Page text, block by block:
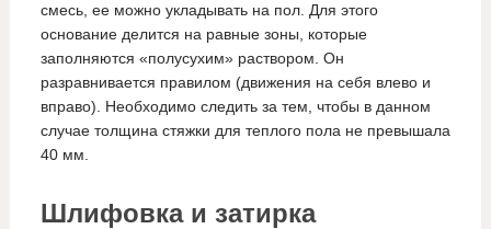
смесь, ее можно укладывать на пол. Для этого
основание делится на равные зоны, которые
заполняются «полусухим» раствором. Он
разравнивается правилом (движения на себя влево и
вправо). Необходимо следить за тем, чтобы в данном
случае толщина стяжки для теплого пола не превышала
40 мм.
Шлифовка и затирка